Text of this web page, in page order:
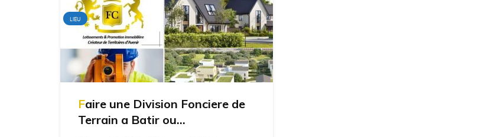
LIEU
Faire une Division Fonciere de
Terrain a Batir ou...